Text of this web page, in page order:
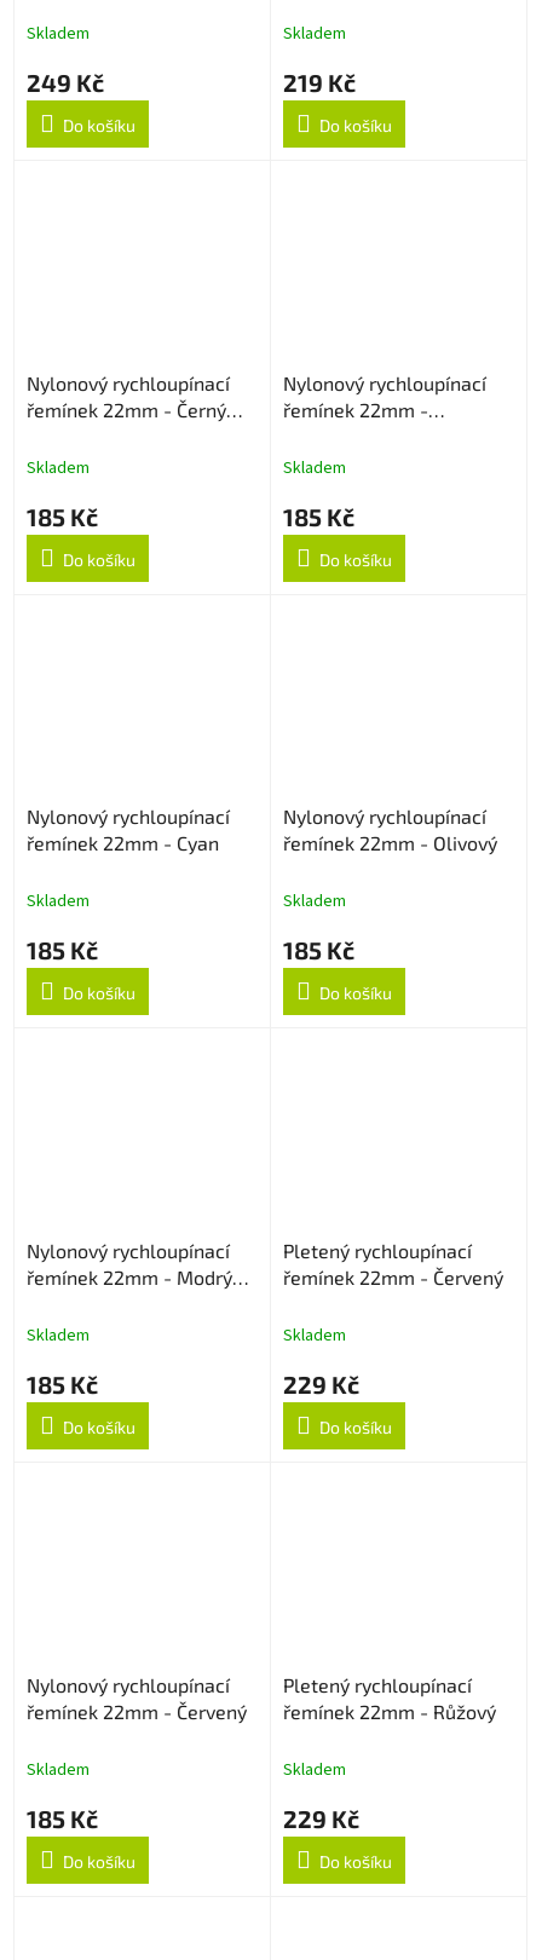
Skladem
249 Kč
Do košíku
Skladem
219 Kč
Do košíku
Nylonový rychloupínací
řemínek 22mm - Černý
Skladem
185 Kč
Do košíku
Nylonový rychloupínací
řemínek 22mm -
Skladem
185 Kč
Do košíku
Nylonový rychloupínací
řemínek 22mm - Cyan
Skladem
185 Kč
Do košíku
Nylonový rychloupínací
řemínek 22mm - Olivový
Skladem
185 Kč
Do košíku
Nylonový rychloupínací
řemínek 22mm - Modrý
Skladem
185 Kč
Do košíku
Pletený rychloupínací
řemínek 22mm - Červený
Skladem
229 Kč
Do košíku
Nylonový rychloupínací
řemínek 22mm - Červený
Skladem
185 Kč
Do košíku
Pletený rychloupínací
řemínek 22mm - Růžový
Skladem
229 Kč
Do košíku